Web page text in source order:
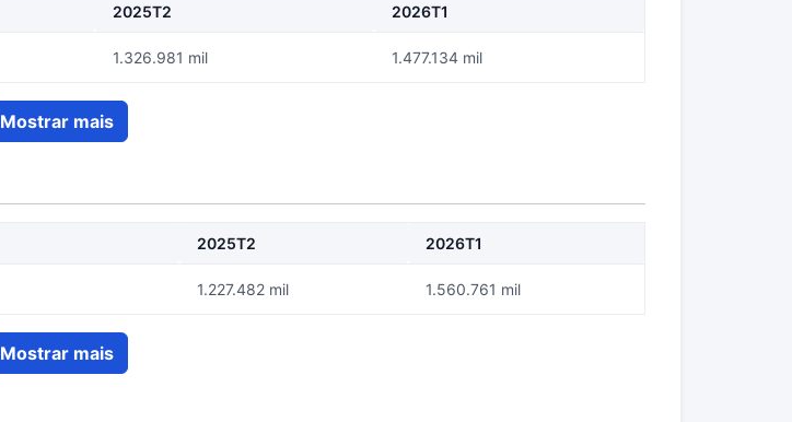
2025T2 2026T1
1.326.981 mil 1.477.134 mil
Mostrar mais
2025T2 2026T1
1.227.482 mil 1.560.761 mil
Mostrar mais